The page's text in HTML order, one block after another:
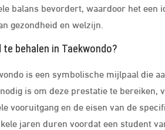
balans bevordert, waardoor het een
gezondheid en welzijn.
behalen in Taekwondo?
is een symbolische mijlpaal die
is om deze prestatie te bereiken,
vooruitgang en de eisen van de
jaren duren voordat een student